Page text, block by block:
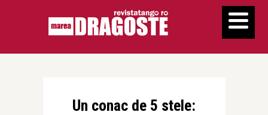
Un conac de 5 stele: